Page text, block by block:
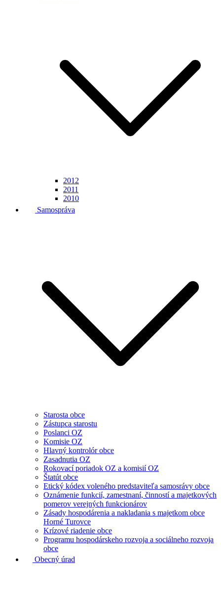
2012
2011
2010
Samospráva
Starosta obce
Zástupca starostu
Poslanci OZ
Komisie OZ
Hlavný kontrolór obce
Zasadnutia OZ
Rokovací poriadok OZ a komisií OZ
Štatút obce
Etický kódex voleného predstaviteľa samosrávy obce
Oznámenie funkcií, zamestnaní, činností a majetkových
pomerov verejných funkcionárov
Zásady hospodárenia a nakladania s majetkom obce
Horné Turovce
Krízové riadenie obce
Programu hospodárskeho rozvoja a sociálneho rozvoja
obce
Obecný úrad